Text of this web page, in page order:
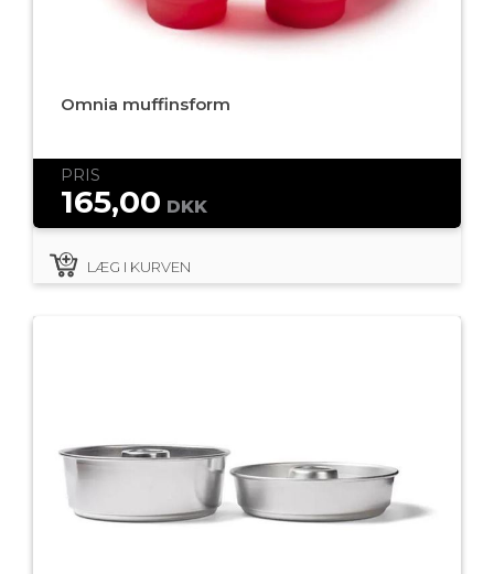
Omnia muffinsform
PRIS
165,00 DKK
LÆG I KURVEN